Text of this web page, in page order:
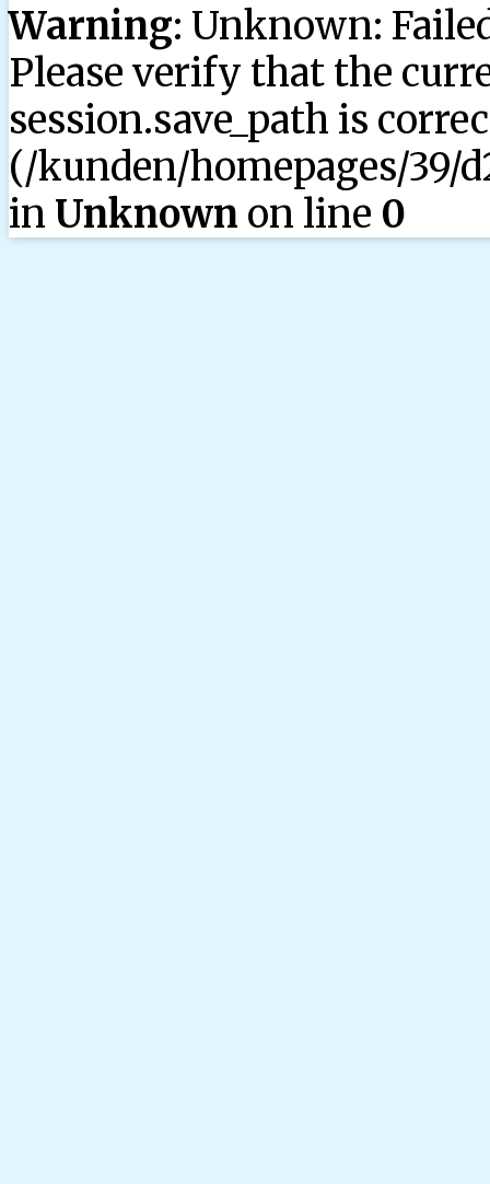
Warning: Unknown:
Please verify that the
session.save_path is
(/kunden/homepages/39/
in Unknown on line 0